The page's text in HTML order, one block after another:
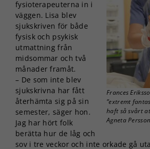
Frances
”extremt
haft så svårt
Agneta Persson
fysioterapeuterna in i
väggen. Lisa blev
sjukskriven för både
fysisk och psykisk
utmattning från
midsommar och två
månader framåt.
– De som inte blev
sjukskrivna har fått
återhämta sig på sin
semester, säger hon.
Jag har hört folk
berätta hur de låg och
sov i tre veckor och inte orkade gå